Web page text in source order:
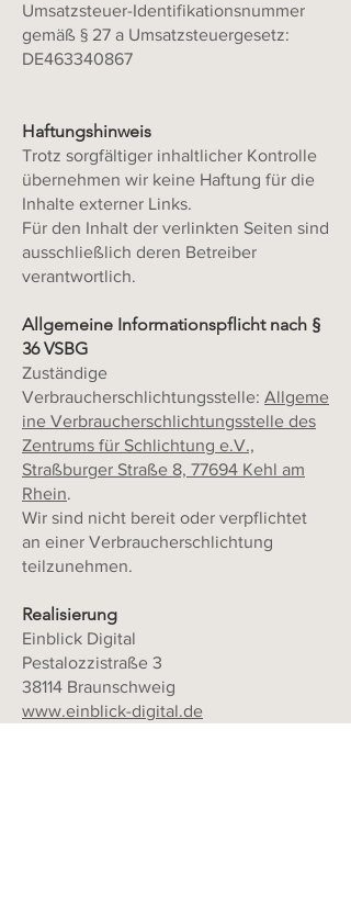
Umsatzsteuer-Identifikationsnummer
gemäß § 27 a Umsatzsteuergesetz:
DE463340867
Haftungshinweis
Trotz sorgfältiger inhaltlicher Kontrolle
übernehmen wir keine Haftung für die
Inhalte externer Links.
Für den Inhalt der verlinkten Seiten sind
ausschließlich deren Betreiber
verantwortlich.
Allgemeine Informationspflicht nach §
36 VSBG
Zuständige
Verbraucherschlichtungsstelle: Allgeme
ine Verbraucherschlichtungsstelle des
Zentrums für Schlichtung e.V.,
Straßburger Straße 8, 77694 Kehl am
Rhein.
Wir sind nicht bereit oder verpflichtet
an einer Verbraucherschlichtung
teilzunehmen.
Realisierung
Einblick Digital
Pestalozzistraße 3
38114 Braunschweig
www.einblick-digital.de